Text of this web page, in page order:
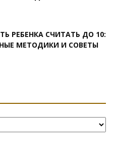
РЕБЕНКА СЧИТАТЬ ДО 10:
МЕТОДИКИ И СОВЕТЫ